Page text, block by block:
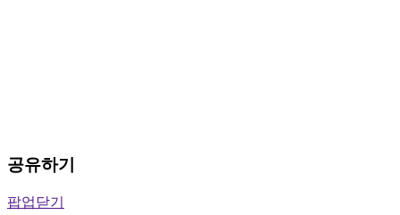
공유하기
팝업닫기